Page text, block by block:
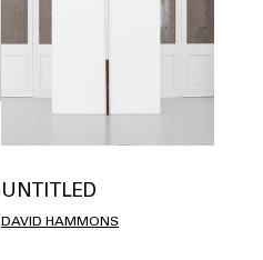
UNTITLED
DAVID HAMMONS